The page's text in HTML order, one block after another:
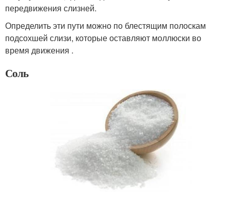
передвижения слизней.
Определить эти пути можно по блестящим полоскам
подсохшей слизи, которые оставляют моллюски во
время движения .
Соль